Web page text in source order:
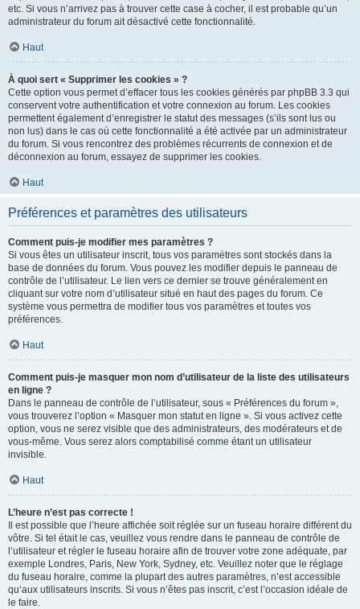
etc. Si vous n’arrivez pas à trouver cette case à cocher, il est probable qu’un
administrateur du forum ait désactivé cette fonctionnalité.
Haut
À quoi sert « Supprimer les cookies » ?
Cette option vous permet d’effacer tous les cookies générés par phpBB 3.3 qui
conservent votre authentification et votre connexion au forum. Les cookies
permettent également d’enregistrer le statut des messages (s’ils sont lus ou
non lus) dans le cas où cette fonctionnalité a été activée par un administrateur
du forum. Si vous rencontrez des problèmes récurrents de connexion et de
déconnexion au forum, essayez de supprimer les cookies.
Haut
Préférences et paramètres des utilisateurs
Comment puis-je modifier mes paramètres ?
Si vous êtes un utilisateur inscrit, tous vos paramètres sont stockés dans la
base de données du forum. Vous pouvez les modifier depuis le panneau de
contrôle de l’utilisateur. Le lien vers ce dernier se trouve généralement en
cliquant sur votre nom d’utilisateur situé en haut des pages du forum. Ce
système vous permettra de modifier tous vos paramètres et toutes vos
préférences.
Haut
Comment puis-je masquer mon nom d’utilisateur de la liste des utilisateurs
en ligne ?
Dans le panneau de contrôle de l’utilisateur, sous « Préférences du forum »,
vous trouverez l’option « Masquer mon statut en ligne ». Si vous activez cette
option, vous ne serez visible que des administrateurs, des modérateurs et de
vous-même. Vous serez alors comptabilisé comme étant un utilisateur
invisible.
Haut
L’heure n’est pas correcte !
Il est possible que l’heure affichée soit réglée sur un fuseau horaire différent du
vôtre. Si tel était le cas, veuillez vous rendre dans le panneau de contrôle de
l’utilisateur et régler le fuseau horaire afin de trouver votre zone adéquate, par
exemple Londres, Paris, New York, Sydney, etc. Veuillez noter que le réglage
du fuseau horaire, comme la plupart des autres paramètres, n’est accessible
qu’aux utilisateurs inscrits. Si vous n’êtes pas inscrit, c’est l’occasion idéale de
le faire.